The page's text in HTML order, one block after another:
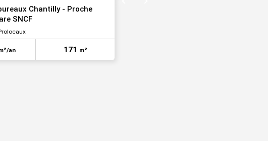
Chantilly - Proche
SNCF
an 171 m²